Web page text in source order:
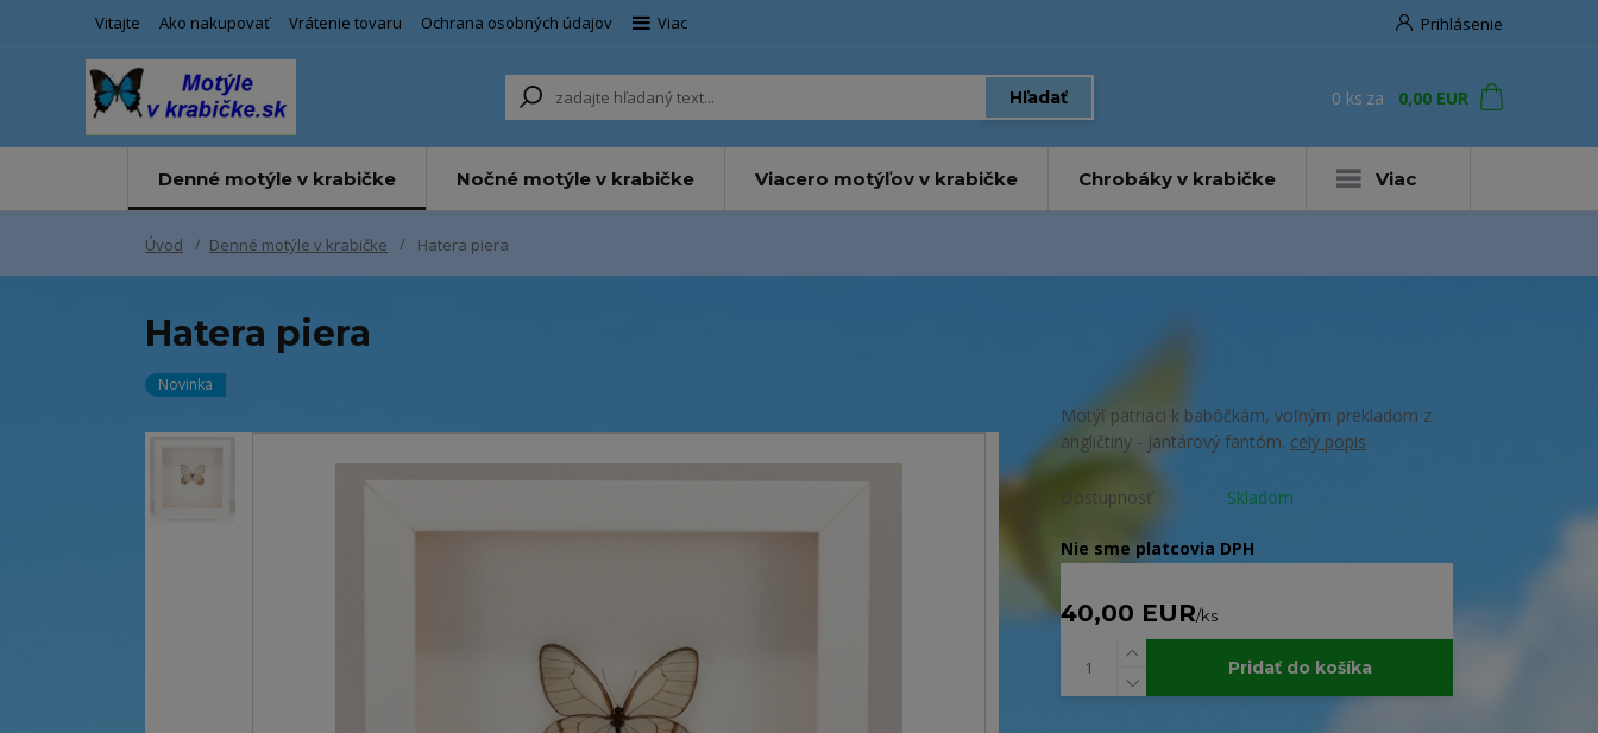
Vitajte Ako nakupovať Vrátenie tovaru Ochrana osobných údajov Viac Prihlásenie
Hľadať 0 ks za 0,00 EUR
Denné motýle v krabičke Nočné motýle v krabičke Viacero motýľov v krabičke Chrobáky v krabičke Viac
Úvod Denné motýle v krabičke Hatera piera
Hatera piera
Novinka
Motýľ patriaci k babôčkám, voľným prekladom z
angličtiny - jantárový fantóm. celý popis
Dostupnosť Skladom
Nie sme platcovia DPH
40,00 EUR/ks
Pridať do košíka